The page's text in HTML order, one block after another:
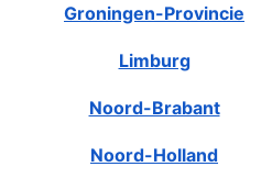
Groningen-Provincie
Limburg
Noord-Brabant
Noord-Holland